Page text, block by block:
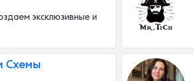
эксклюзивные и
Схемы